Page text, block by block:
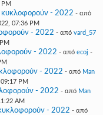
PM
κυκλοφορούν - 2022 - από
07:36 PM
- 2022 - από vard_57
- 2022 - από ecoj -
- 2022 - από Man
PM
- 2022 - από Man
AM
κυκλοφορούν - 2022 - από